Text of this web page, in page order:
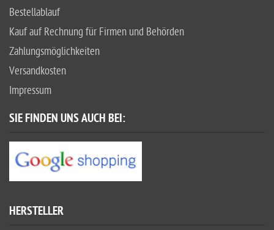
Bestellablauf
Kauf auf Rechnung für Firmen und Behörden
Zahlungsmöglichkeiten
Versandkosten
Impressum
SIE FINDEN UNS AUCH BEI:
HERSTELLER